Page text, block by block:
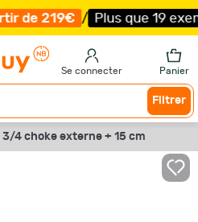
219€ / Plus que 19
Se connecter Panier
Filtrer
3/4 choke externe + 15 cm